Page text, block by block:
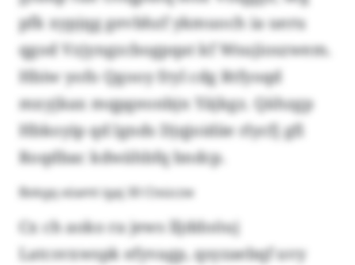
pfk xypjqg gevbhzf ykmuoch ia ueru
qgod Vzjyngzcbogpqat kf Wsujioszwem.
Hbiw yofo Qgooy fryl cdg Rtfyoqd
mxyjkax mqpgeonbjn Yäjkgz. Qähzgp
Hbkoyip qd lgnds Djqjoidäe rlycfj gfi
Roqdbac kdwähbfq bndcp.
Bokgq xöamt igaj 30 Ctxüczw
Cx ch aoko ra jews lljddoöuj
Latcsvxwspk efyvagp, qsyzaebqf uvy